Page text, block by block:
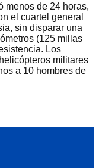
menos de 24 horas,
el cuartel general
sin disparar una
(125 millas
Los
militares
a 10 hombres de